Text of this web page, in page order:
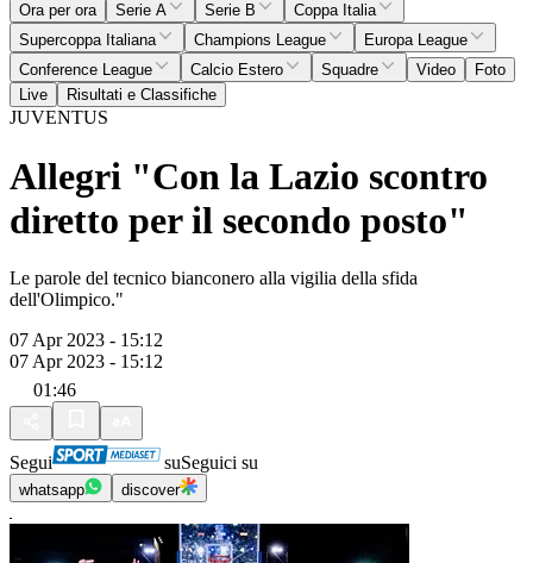
Ora per ora Serie A Serie B
Coppa Italia
Supercoppa Italiana
Champions League
Europa League
Conference League
Calcio Estero Squadre Video
Foto
Live
Risultati e Classifiche
JUVENTUS
Allegri "Con la Lazio scontro
diretto per il secondo posto"
Le parole del tecnico bianconero alla vigilia della sfida
dell'Olimpico."
07 Apr 2023 - 15:12
07 Apr 2023 - 15:12
01:46
Segui suSeguici su
whatsapp discover